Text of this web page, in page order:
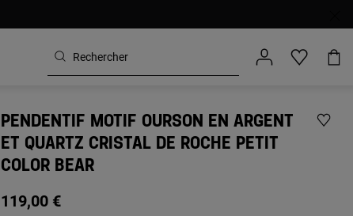
PENDENTIF MOTIF OURSON EN ARGENT
ET QUARTZ CRISTAL DE ROCHE PETIT
COLOR BEAR
119,00 €